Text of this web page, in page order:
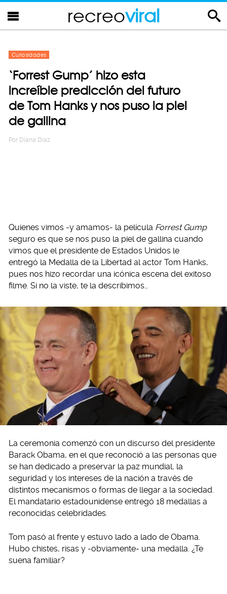
recreoviral
Curiosidades
‘Forrest Gump’ hizo esta
increíble predicción del futuro
de Tom Hanks y nos puso la piel
de gallina
Por Diana Diaz
Quienes vimos -y amamos- la película Forrest Gump
seguro es que se nos puso la piel de gallina cuando
vimos que el presidente de Estados Unidos le
entregó la Medalla de la Libertad al actor Tom Hanks,
pues nos hizo recordar una icónica escena del exitoso
filme. Si no la viste, te la describimos…
La ceremonia comenzó con un discurso del presidente
Barack Obama, en el que reconoció a las personas que
se han dedicado a preservar la paz mundial, la
seguridad y los intereses de la nación a través de
distintos mecanismos o formas de llegar a la sociedad.
El mandatario estadounidense entregó 18 medallas a
reconocidas celebridades.
Tom pasó al frente y estuvo lado a lado de Obama.
Hubo chistes, risas y -obviamente- una medalla. ¿Te
suena familiar?